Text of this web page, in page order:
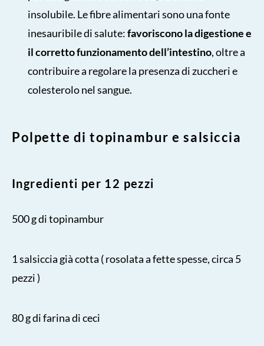
insolubile. Le fibre alimentari sono una fonte
inesauribile di salute:favoriscono la digestione e
il corretto funzionamento dell’intestino, oltre a
contribuire a regolare la presenza di zuccheri e
colesterolo nel sangue.
Polpette di topinambur e salsiccia
Ingredienti per 12 pezzi
500 g di topinambur
1 salsiccia già cotta ( rosolata a fette spesse, circa 5
pezzi )
80 g di farina di ceci